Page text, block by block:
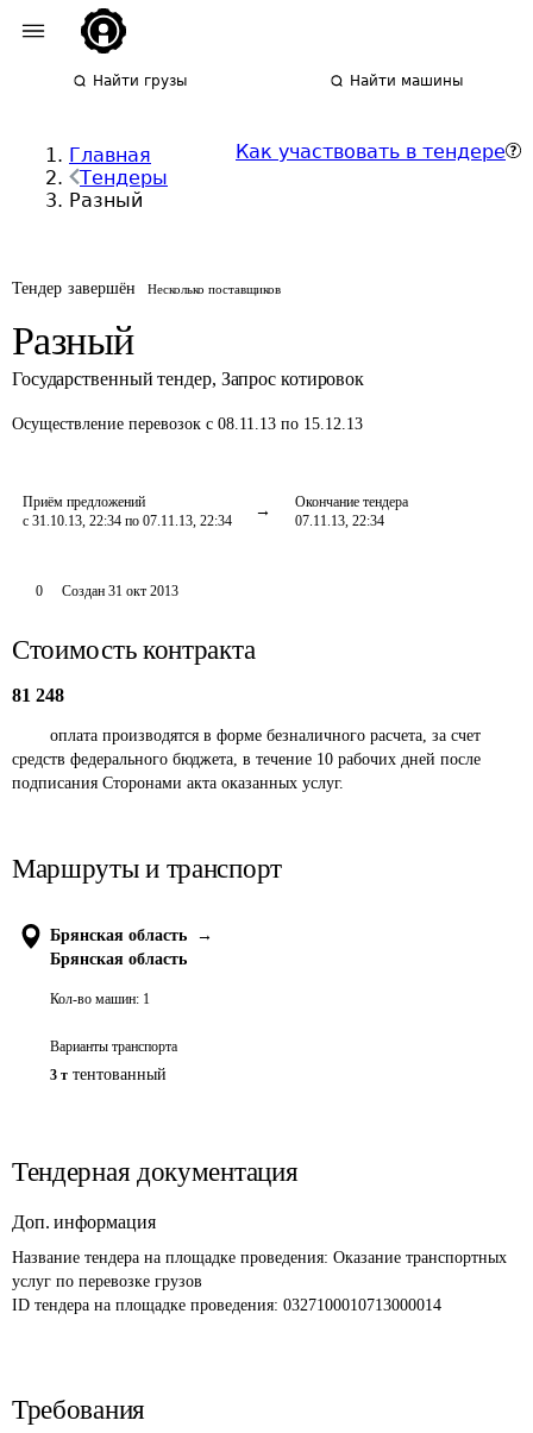
Найти грузы Найти машины
Главная
Тендеры
Разный
Как участвовать в тендере
Тендер завершён Несколько поставщиков
Разный
Государственный тендер, Запрос котировок
Осуществление перевозок с 08.11.13 по 15.12.13
Приём предложений
с 31.10.13, 22:34 по 07.11.13, 22:34
Окончание тендера
07.11.13, 22:34
0 Создан 31 окт 2013
Стоимость контракта
81 248
средств федерального бюджета, в течение 10 рабочих дней после
подписания Сторонами акта оказанных услуг.
Маршруты и транспорт
Брянская область
→
Брянская область
Кол-во машин: 1
Варианты транспорта
3 т тентованный
Тендерная документация
Доп. информация
Название тендера на площадке проведения: Оказание транспортных
услуг по перевозке грузов
ID тендера на площадке проведения: 0327100010713000014
Требования